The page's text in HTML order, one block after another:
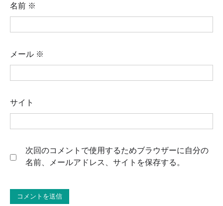
名前 ※
メール ※
サイト
次回のコメントで使用するためブラウザーに自分の
名前、メールアドレス、サイトを保存する。